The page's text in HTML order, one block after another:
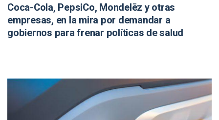
Coca-Cola, PepsiCo, Mondelēz y otras
empresas, en la mira por demandar a
gobiernos para frenar políticas de salud